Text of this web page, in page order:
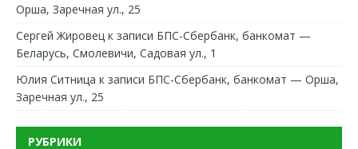
Орша, Заречная ул., 25
Сергей Жировец к записи БПС-Сбербанк, банкомат —
Беларусь, Смолевичи, Садовая ул., 1
Юлия Ситница к записи БПС-Сбербанк, банкомат — Орша,
Заречная ул., 25
РУБРИКИ